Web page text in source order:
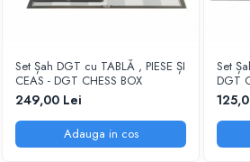
Seturi Sah Tematice
Step 1
Step 2
Step 3
Step 4
Set Șah DGT cu TABLĂ , PIESE ȘI
CEAS - DGT CHESS BOX
249,00 Lei
Adauga in cos
Set
DGT